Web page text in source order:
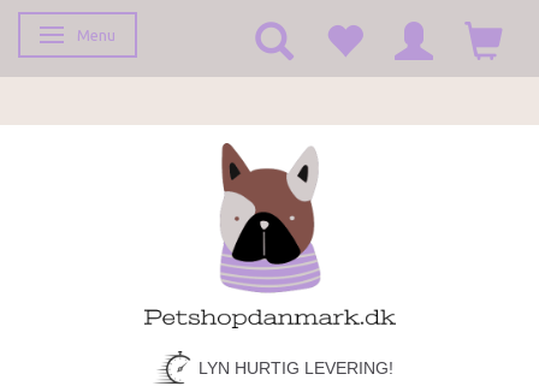
Toggle navigation
Menu
LYN HURTIG LEVERING!